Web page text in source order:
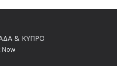
& ΚΥΠΡΟ
Now